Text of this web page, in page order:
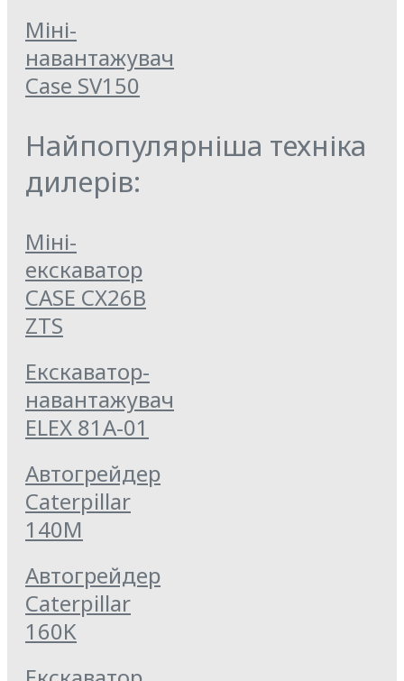
Міні-
навантажувач
Case SV150
Найпопулярніша техніка
дилерів:
Міні-
екскаватор
CASE CX26B
ZTS
Екскаватор-
навантажувач
ELEX 81А-01
Автогрейдер
Caterpillar
140M
Автогрейдер
Caterpillar
160K